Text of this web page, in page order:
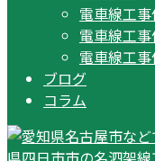
電車線工事
電車線工事
電車線工事
ブログ
コラム